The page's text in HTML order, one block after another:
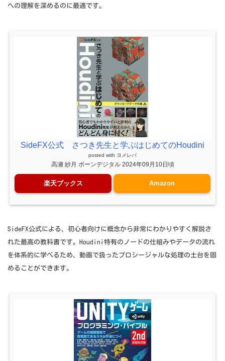
への理解を深めるのに最適です。
SideFX公式 さつき先生と学ぶはじめてのHoudini
posted with ヨメレバ
高瀬 紗月 ボーンデジタル 2024年09月10日頃
楽天ブックス Amazon
SideFX公式による、初心者向けに概念から非常にわかりやすく解説さ
れた最高の教科書です。Houdini特有のノードの仕組みやデータの流れ
を体系的に学べるため、動画で扱ったプロシージャルな処理の土台を固
めることができます。